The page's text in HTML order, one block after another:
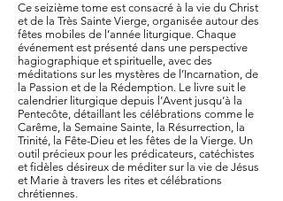
Ce seizième tome est consacré à la vie du Christ
et de la Très Sainte Vierge, organisée autour des
fêtes mobiles de l’année liturgique. Chaque
événement est présenté dans une perspective
hagiographique et spirituelle, avec des
méditations sur les mystères de l’Incarnation, de
la Passion et de la Rédemption. Le livre suit le
calendrier liturgique depuis l’Avent jusqu’à la
Pentecôte, détaillant les célébrations comme le
Carême, la Semaine Sainte, la Résurrection, la
Trinité, la Fête-Dieu et les fêtes de la Vierge. Un
outil précieux pour les prédicateurs, catéchistes
et fidèles désireux de méditer sur la vie de Jésus
et Marie à travers les rites et célébrations
chrétiennes.